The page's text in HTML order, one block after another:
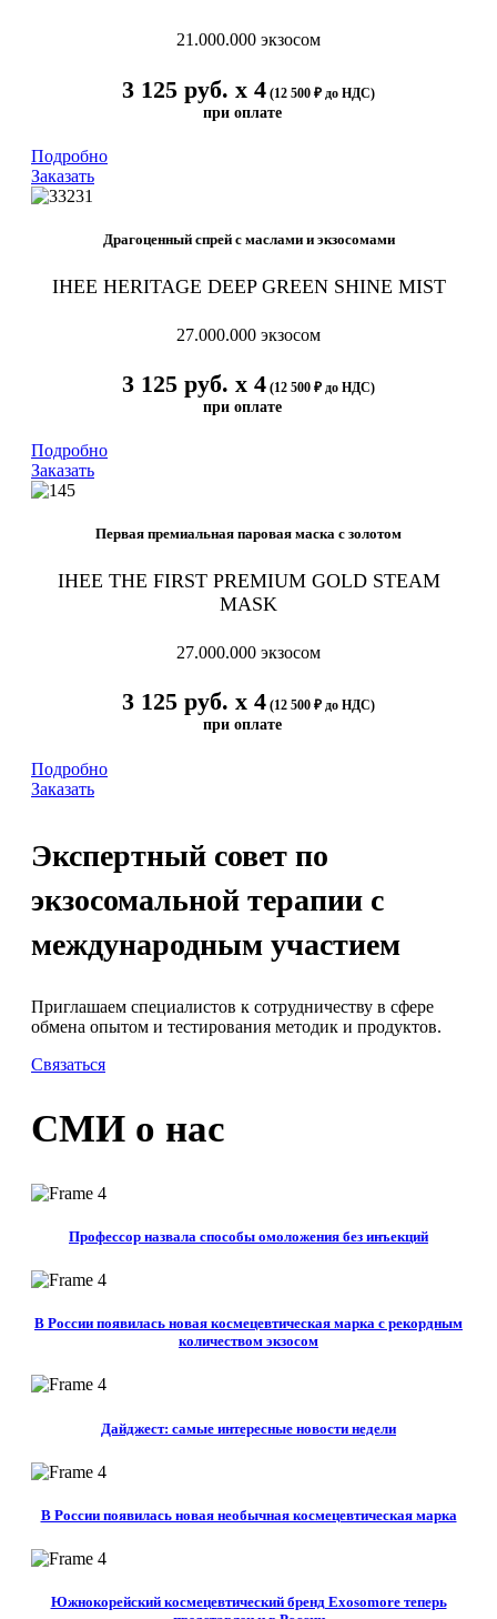
21.000.000 экзосом
3 125 руб. х 4 (12 500 ₽ до НДС)
при оплате
Подробно
Заказать
Драгоценный спрей с маслами и экзосомами
IHEE HERITAGE DEEP GREEN SHINE MIST
27.000.000 экзосом
3 125 руб. х 4 (12 500 ₽ до НДС)
при оплате
Подробно
Заказать
Первая премиальная паровая маска с золотом
IHEE THE FIRST PREMIUM GOLD STEAM
MASK
27.000.000 экзосом
3 125 руб. х 4 (12 500 ₽ до НДС)
при оплате
Подробно
Заказать
Экспертный совет по
экзосомальной терапии с
международным участием
Приглашаем специалистов к сотрудничеству в сфере
обмена опытом и тестирования методик и продуктов.
Связаться
СМИ о нас
Профессор назвала способы омоложения без инъекций
В России появилась новая космецевтическая марка с рекордным
количеством экзосом
Дайджест: самые интересные новости недели
В России появилась новая необычная космецевтическая марка
Южнокорейский космецевтический бренд Exosomore теперь